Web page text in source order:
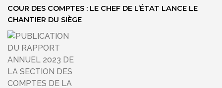
COUR DES COMPTES : LE CHEF DE L’ÉTAT LANCE LE
CHANTIER DU SIÈGE